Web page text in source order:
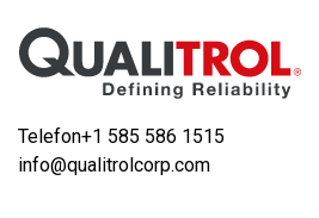
Telefon+1 585 586 1515
info@qualitrolcorp.com